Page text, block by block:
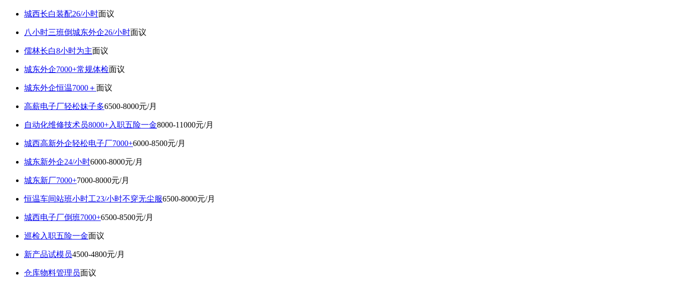
城西长白装配26/小时面议
八小时三班倒城东外企26/小时面议
儒林长白8小时为主面议
城东外企7000+常规体检面议
城东外企恒温7000＋面议
高薪电子厂轻松妹子多6500-8000元/月
自动化维修技术员8000+入职五险一金8000-11000元/月
城西高新外企轻松电子厂7000+6000-8500元/月
城东新外企24/小时6000-8000元/月
城东新厂7000+7000-8000元/月
恒温车间站班小时工23/小时不穿无尘服6500-8000元/月
城西电子厂倒班7000+6500-8500元/月
巡检入职五险一金面议
新产品试模员4500-4800元/月
仓库物料管理员面议